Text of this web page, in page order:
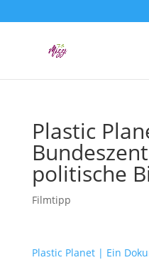
Plastic
politische
Filmtipp
Plastic Planet | Ein